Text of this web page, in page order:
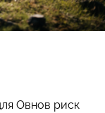
Овнов риск